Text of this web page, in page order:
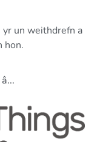
un weithdrefn a
hon.